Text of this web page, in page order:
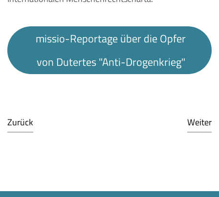
missio-Reportage über die Opfer
von Dutertes "Anti-Drogenkrieg"
Zurück Weiter